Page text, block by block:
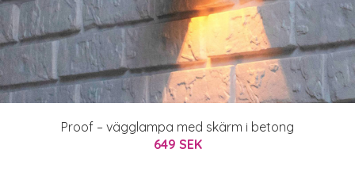
Proof – vägglampa med skärm i betong
649 SEK